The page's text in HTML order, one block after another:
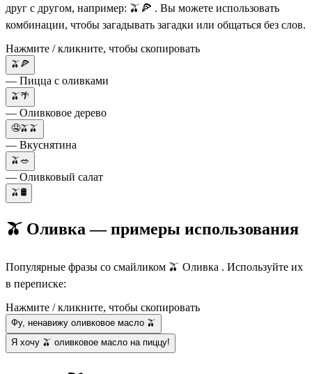
друг с другом, например: 🫒🍕 . Вы можете использовать
комбинации, чтобы загадывать загадки или общаться без слов.
Нажмите / кликните, чтобы скопировать
🫒🍕
— Пицца с оливками
🫒🌴
— Оливковое дерево
🤤🫒🫒
— Вкуснятина
🫒🥗
— Оливковый салат
🫒🛢
🫒 Оливка — примеры использования
Популярные фразы со смайликом 🫒 Оливка . Используйте их
в переписке:
Нажмите / кликните, чтобы скопировать
Фу, ненавижу оливковое масло 🫒
Я хочу 🫒 оливковое масло на пиццу!